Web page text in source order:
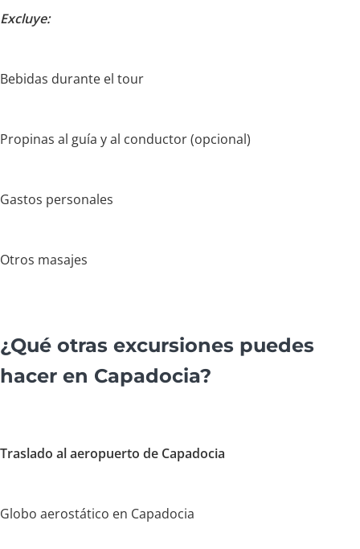
Excluye:
Bebidas durante el tour
Propinas al guía y al conductor (opcional)
Gastos personales
Otros masajes
¿Qué otras excursiones puedes
hacer en Capadocia?
Traslado al aeropuerto de Capadocia
Globo aerostático en Capadocia